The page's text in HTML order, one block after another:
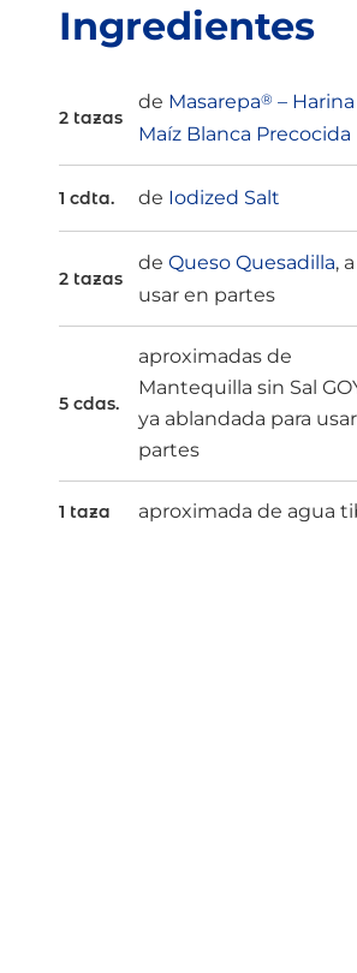
Ingredientes
2 tazas
de Masarepa® –
Maíz Blanca Precocida
1 cdta. de Iodized Salt
2 tazas
deQueso Quesadilla, a
usar en partes
5 cdas.
aproximadas de
Mantequilla sin Sal
ya ablandada para
partes
1 taza aproximada de agua